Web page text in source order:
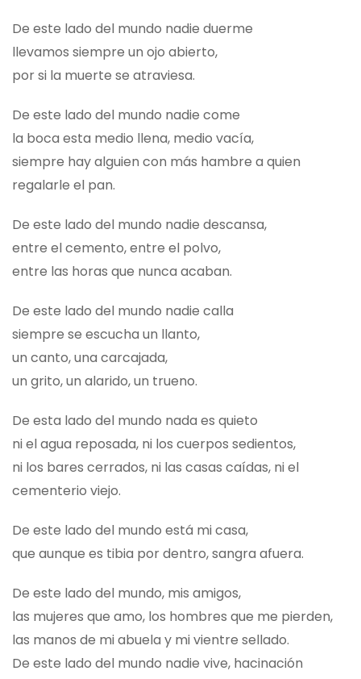
De este lado del mundo nadie duerme
llevamos siempre un ojo abierto,
por si la muerte se atraviesa.
De este lado del mundo nadie come
la boca esta medio llena, medio vacía,
siempre hay alguien con más hambre a quien
regalarle el pan.
De este lado del mundo nadie descansa,
entre el cemento, entre el polvo,
entre las horas que nunca acaban.
De este lado del mundo nadie calla
siempre se escucha un llanto,
un canto, una carcajada,
un grito, un alarido, un trueno.
De esta lado del mundo nada es quieto
ni el agua reposada, ni los cuerpos sedientos,
ni los bares cerrados, ni las casas caídas, ni el
cementerio viejo.
De este lado del mundo está mi casa,
que aunque es tibia por dentro, sangra afuera.
De este lado del mundo, mis amigos,
las mujeres que amo, los hombres que me pierden,
las manos de mi abuela y mi vientre sellado.
De este lado del mundo nadie vive, hacinación